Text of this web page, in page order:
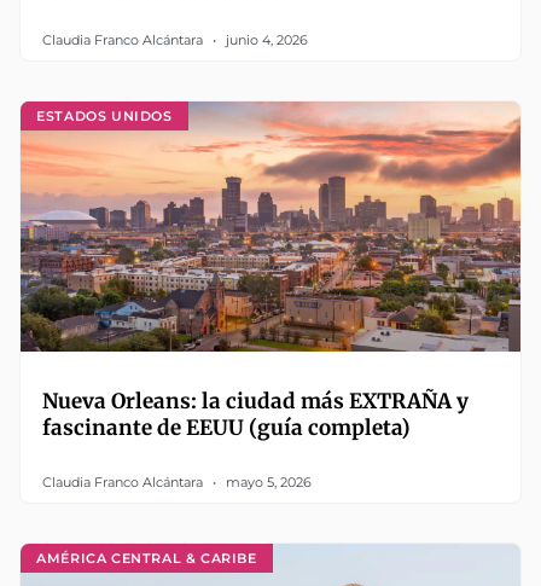
Claudia Franco Alcántara junio 4, 2026
ESTADOS UNIDOS
Nueva Orleans: la ciudad más EXTRAÑA y
fascinante de EEUU (guía completa)
Claudia Franco Alcántara mayo 5, 2026
AMÉRICA CENTRAL & CARIBE